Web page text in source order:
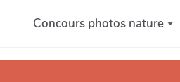
Concours photos nature